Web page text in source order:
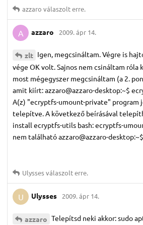
azzaro válaszolt erre.
A azzaro 2009. ápr 14.
zlt Igen, megcsináltam. Végre is
vége OK volt. Sajnos nem csináltam róla
most mégegyszer megcsináltam (a 2.
amit kiírt: azzaro@azzaro-desktop:~$
A(z) "ecryptfs-umount-private" program
telepítve. A következő beírásával
install ecryptfs-utils bash: ecryptfs-
nem található azzaro@azzaro-
Ulyssesválaszolt erre.
U Ulysses 2009. ápr 14.
azzaro Telepítsd neki akkor: sudo